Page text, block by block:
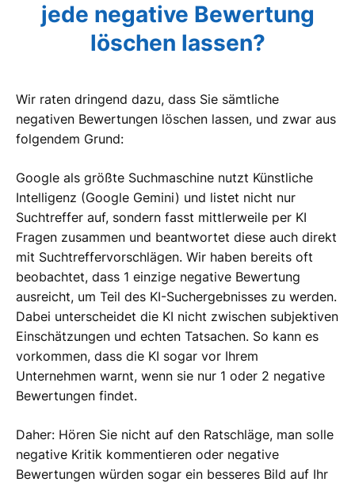
jede negative Bewertung
löschen lassen?
Wir raten dringend dazu, dass Sie sämtliche
negativen Bewertungen löschen lassen, und zwar aus
folgendem Grund:
Google als größte Suchmaschine nutzt Künstliche
Intelligenz (Google Gemini) und listet nicht nur
Suchtreffer auf, sondern fasst mittlerweile per KI
Fragen zusammen und beantwortet diese auch direkt
mit Suchtreffervorschlägen. Wir haben bereits oft
beobachtet, dass 1 einzige negative Bewertung
ausreicht, um Teil des KI-Suchergebnisses zu werden.
Dabei unterscheidet die KI nicht zwischen subjektiven
Einschätzungen und echten Tatsachen. So kann es
vorkommen, dass die KI sogar vor Ihrem
Unternehmen warnt, wenn sie nur 1 oder 2 negative
Bewertungen findet.
Daher: Hören Sie nicht auf den Ratschläge, man solle
negative Kritik kommentieren oder negative
Bewertungen würden sogar ein besseres Bild auf Ihr